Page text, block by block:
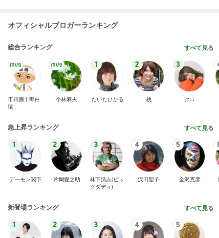
オフィシャルブロガーランキング
総合ランキング すべて見る
市川團十郎白
猿
小林麻央
1
だいたひかる
2
桃
3
クロ
急上昇ランキング すべて見る
1
デーモン閣下
2
片岡愛之助
3
林下清志(ビッ
グダディ)
4
沢田聖子
5
金沢克彦
新登場ランキング すべて見る
1 2 3 4 5